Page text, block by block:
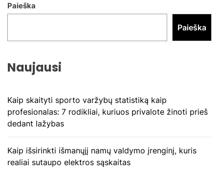
Paieška
Paieška
Naujausi
Kaip skaityti sporto varžybų statistiką kaip
profesionalas: 7 rodikliai, kuriuos privalote žinoti prieš
dedant lažybas
Kaip išsirinkti išmanųjį namų valdymo įrenginį, kuris
realiai sutaupo elektros sąskaitas